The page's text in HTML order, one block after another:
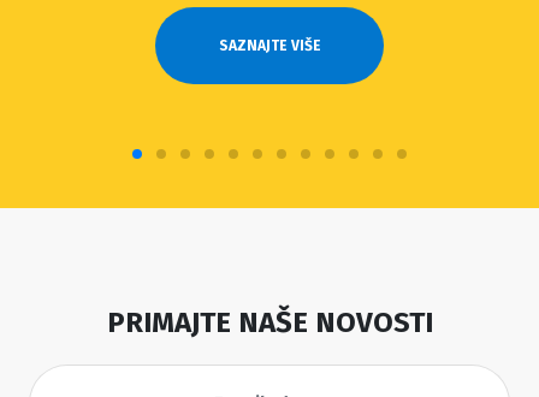
SAZNAJTE VIŠE
PRIMAJTE NAŠE NOVOSTI